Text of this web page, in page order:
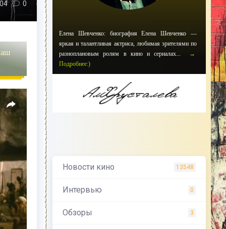
0
Елена Шевченко: биография Елена Шевченко —
яркая и талантливая актриса, любимая зрителями по
разноплановым ролям в кино и сериалах...
→
Подробнее:)
Новости кино 13548
Интервью 0
Обзоры 3